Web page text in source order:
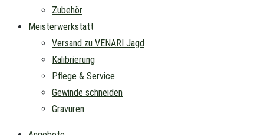
Zubehör
Meisterwerkstatt
Versand zu VENARI Jagd
Kalibrierung
Pflege & Service
Gewinde schneiden
Gravuren